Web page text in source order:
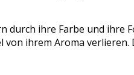
durch ihre Farbe und
ihrem Aroma